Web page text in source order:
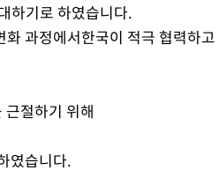
하기로 하였습니다.
과정에서한국이 적극 협력하
근절하기 위해
였습니다.